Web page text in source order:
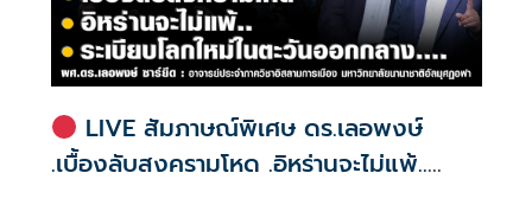
LIVE สัมภาษณ์พิเศษ ดร.เลอพงษ์
.เบื้องลับสงครามโหด .อิหร่านจะไม่แพ้..